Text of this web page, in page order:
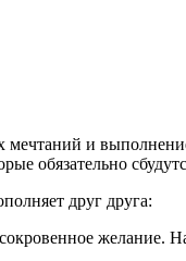
и
обязательно
друг друга:
желание.